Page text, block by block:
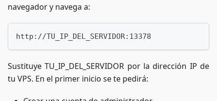
navegador y navega a:
http://TU_IP_DEL_SERVIDOR:13378
Sustituye TU_IP_DEL_SERVIDOR por la dirección IP de
tu VPS. En el primer inicio se te pedirá: